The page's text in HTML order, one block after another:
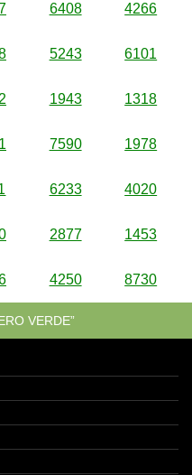
6408 4266
5243 6101
1943 1318
7590 1978
6233 4020
2877 1453
4250 8730
VERDE”